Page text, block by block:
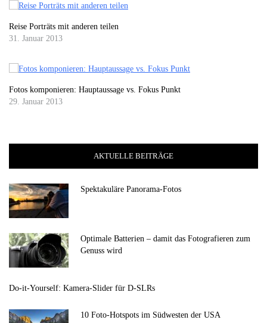
Reise Porträts mit anderen teilen
31. Januar 2013
Fotos komponieren: Hauptaussage vs. Fokus Punkt
29. Januar 2013
AKTUELLE BEITRÄGE
Spektakuläre Panorama-Fotos
Optimale Batterien – damit das Fotografieren zum
Genuss wird
Do-it-Yourself: Kamera-Slider für D-SLRs
10 Foto-Hotspots im Südwesten der USA